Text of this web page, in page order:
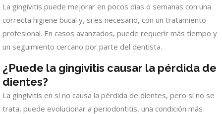
La gingivitis puede mejorar en pocos días o semanas con una
correcta higiene bucal y, si es necesario, con un tratamiento
profesional. En casos avanzados, puede requerir más tiempo y
un seguimiento cercano por parte del dentista.
¿Puede la gingivitis causar la pérdida de
dientes?
La gingivitis en sí no causa la pérdida de dientes, pero si no se
trata, puede evolucionar a periodontitis, una condición más